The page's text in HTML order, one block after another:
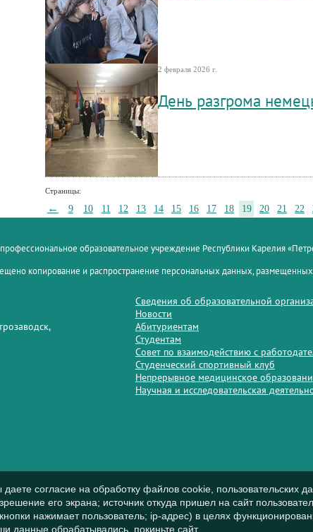
2 февраля 2026 г.
День разгрома
Страницы:
← 9 10 11 12 13 14 15 16 17 18 19 20 21 22
образовательное учреждение Республики Карелия
копирование и распространение персональных данных, размещенных
Сведения об образовательной
Новости
Абитуриентам
Студентам
Совет по взаимодействию с
Студенческий спортивный клуб
Непрерывное медицинское
Научная и исследовательская
согласие на обработку файлов cookie,
его экрана; источник откуда пришел на сайт
нажимает пользователь; ip-адрес) в целях
данные обрабатывались, покиньте сайт.